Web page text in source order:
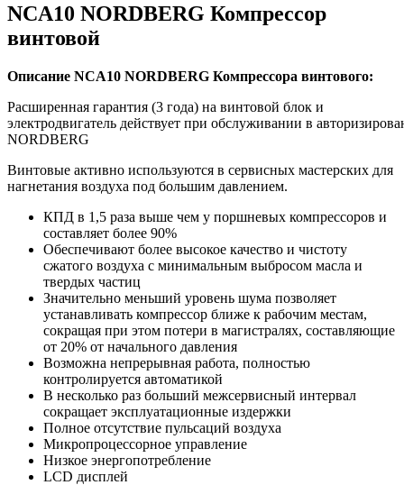
NCA10 NORDBERG Компрессор
винтовой
Описание NCA10 NORDBERG Компрессора винтового:
Расширенная гарантия (3 года) на винтовой блок и
электродвигатель действует при обслуживании в
NORDBERG
Винтовые активно используются в сервисных мастерских для
нагнетания воздуха под большим давлением.
КПД в 1,5 раза выше чем у поршневых компрессоров и
составляет более 90%
Обеспечивают более высокое качество и чистоту
сжатого воздуха с минимальным выбросом масла и
твердых частиц
Значительно меньший уровень шума позволяет
устанавливать компрессор ближе к рабочим местам,
сокращая при этом потери в магистралях, составляющие
от 20% от начального давления
Возможна непрерывная работа, полностью
контролируется автоматикой
В несколько раз больший межсервисный интервал
сокращает эксплуатационные издержки
Полное отсутствие пульсаций воздуха
Микропроцессорное управление
Низкое энергопотребление
LCD дисплей